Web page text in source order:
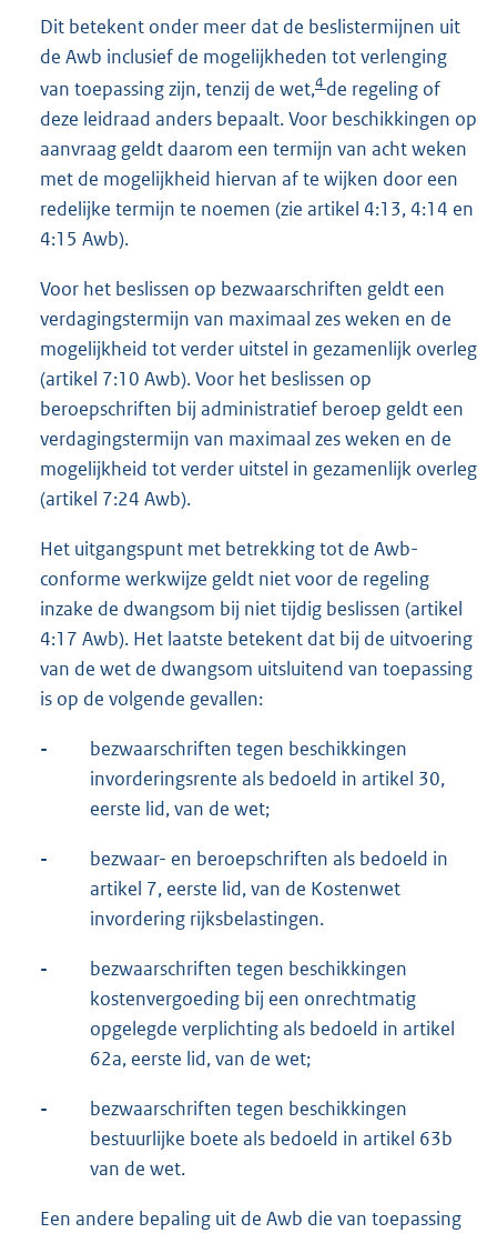
Dit betekent onder meer dat de beslistermijnen uit
de Awb inclusief de mogelijkheden tot verlenging
van toepassing zijn, tenzij de wet,4 de regeling of
deze leidraad anders bepaalt. Voor beschikkingen op
aanvraag geldt daarom een termijn van acht weken
met de mogelijkheid hiervan af te wijken door een
redelijke termijn te noemen (zie artikel 4:13, 4:14 en
4:15 Awb).
Voor het beslissen op bezwaarschriften geldt een
verdagingstermijn van maximaal zes weken en de
mogelijkheid tot verder uitstel in gezamenlijk overleg
(artikel 7:10 Awb). Voor het beslissen op
beroepschriften bij administratief beroep geldt een
verdagingstermijn van maximaal zes weken en de
mogelijkheid tot verder uitstel in gezamenlijk overleg
(artikel 7:24 Awb).
Het uitgangspunt met betrekking tot de Awb-
conforme werkwijze geldt niet voor de regeling
inzake de dwangsom bij niet tijdig beslissen (artikel
4:17 Awb). Het laatste betekent dat bij de uitvoering
van de wet de dwangsom uitsluitend van toepassing
is op de volgende gevallen:
-
bezwaarschriften tegen beschikkingen
invorderingsrente als bedoeld in artikel 30,
eerste lid, van de wet;
-
bezwaar- en beroepschriften als bedoeld in
artikel 7, eerste lid, van de Kostenwet
invordering rijksbelastingen.
-
bezwaarschriften tegen beschikkingen
kostenvergoeding bij een onrechtmatig
opgelegde verplichting als bedoeld in artikel
62a, eerste lid, van de wet;
-
bezwaarschriften tegen beschikkingen
bestuurlijke boete als bedoeld in artikel 63b
van de wet.
Een andere bepaling uit de Awb die van toepassing